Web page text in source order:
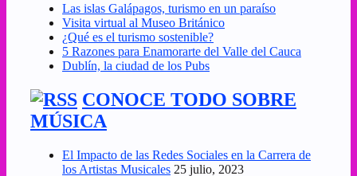
Las islas Galápagos, turismo en un paraíso
Visita virtual al Museo Británico
¿Qué es el turismo sostenible?
5 Razones para Enamorarte del Valle del Cauca
Dublín, la ciudad de los Pubs
CONOCE TODO SOBRE
MÚSICA
El Impacto de las Redes Sociales en la Carrera de
los Artistas Musicales 25 julio, 2023